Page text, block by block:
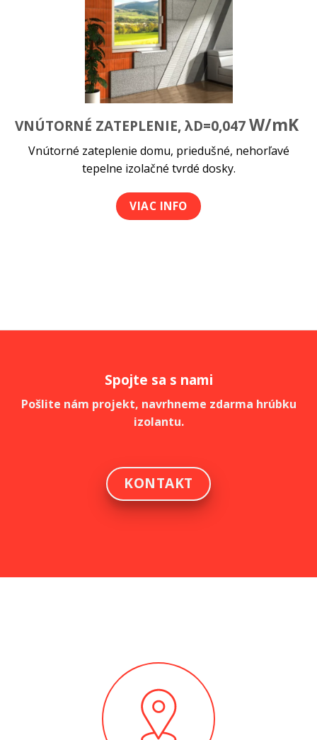
VNÚTORNÉ ZATEPLENIE,λD=0,047W/mK
Vnútorné zateplenie domu, priedušné, nehorľavé
tepelne izolačné tvrdé dosky.
VIAC INFO
Spojte sa s nami
Pošlite nám projekt, navrhneme zdarma hrúbku
izolantu.
KONTAKT